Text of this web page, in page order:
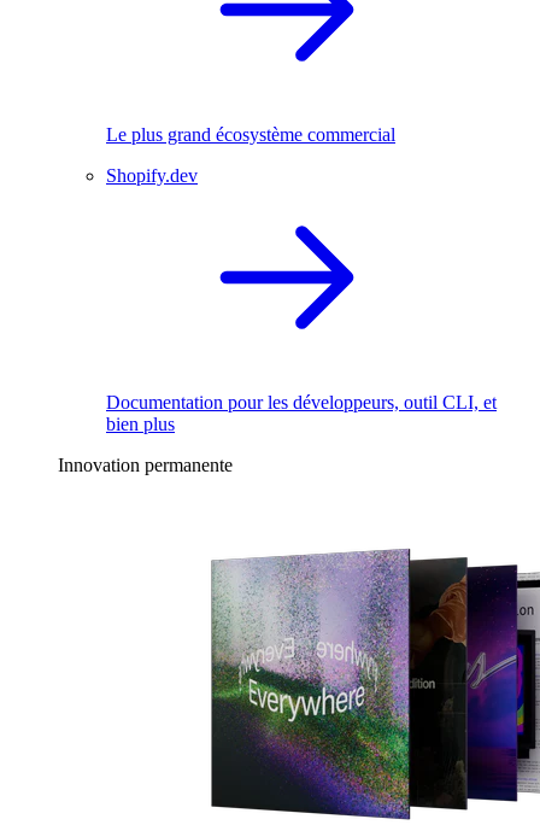
Le plus grand écosystème commercial
Shopify.dev
Documentation pour les développeurs, outil CLI, et
bien plus
Innovation permanente